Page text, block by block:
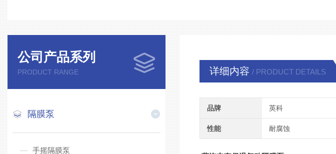
公司产品系列
PRODUCT RANGE
隔膜泵
手摇隔膜泵
详细内容 / PRODUCT DETAILS
品牌 英科
性能 耐腐蚀